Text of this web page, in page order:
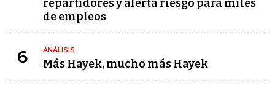
repartidores y alerta riesgo para miles
de empleos
6 ANÁLISIS
Más Hayek, mucho más Hayek